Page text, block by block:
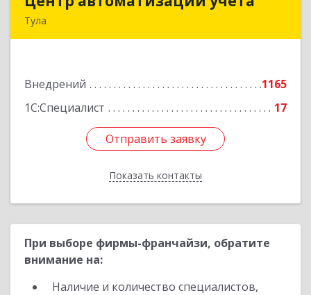
Тула
Внедрений
1165
1С:Специалист
17
Отправить заявку
Показать контакты
Подробнее
Отправить заявку
Назад
При выборе фирмы-франчайзи, обратите
внимание на:
Наличие и количество специалистов,